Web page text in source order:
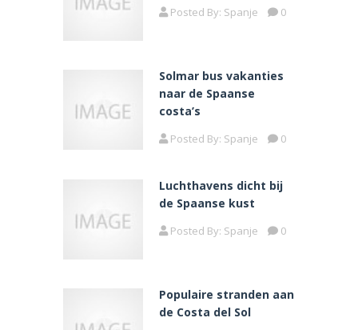
Posted By: Spanje 0
Solmar bus vakanties
naar de Spaanse
costa’s
Posted By: Spanje 0
Luchthavens dicht bij
de Spaanse kust
Posted By: Spanje 0
Populaire stranden aan
de Costa del Sol